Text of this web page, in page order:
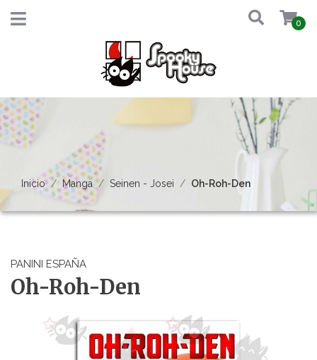
0
Inicio Manga Seinen - Josei Oh-Roh-Den
PANINI ESPAÑA
Oh-Roh-Den